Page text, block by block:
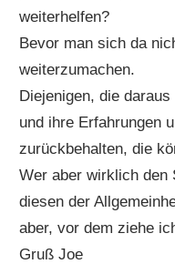
weiterhelfen?
Bevor man sich da
weiterzumachen.
Diejenigen, die
und ihre Erfahrungen
zurückbehalten, die
Wer aber wirklich den
diesen der
aber, vor dem ziehe
Gruß Joe